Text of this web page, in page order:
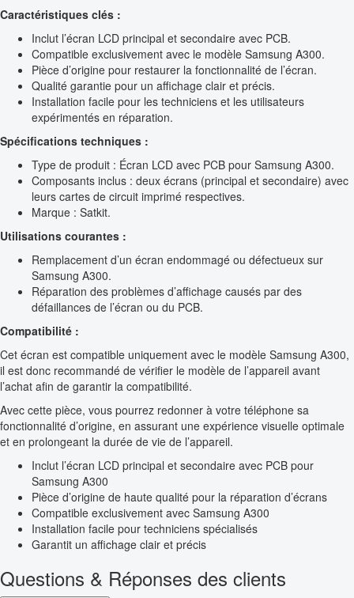
Caractéristiques clés :
Inclut l’écran LCD principal et secondaire avec PCB.
Compatible exclusivement avec le modèle Samsung A300.
Pièce d’origine pour restaurer la fonctionnalité de l’écran.
Qualité garantie pour un affichage clair et précis.
Installation facile pour les techniciens et les utilisateurs
expérimentés en réparation.
Spécifications techniques :
Type de produit : Écran LCD avec PCB pour Samsung A300.
Composants inclus : deux écrans (principal et secondaire) avec
leurs cartes de circuit imprimé respectives.
Marque : Satkit.
Utilisations courantes :
Remplacement d’un écran endommagé ou défectueux sur
Samsung A300.
Réparation des problèmes d’affichage causés par des
défaillances de l’écran ou du PCB.
Compatibilité :
Cet écran est compatible uniquement avec le modèle Samsung A300,
il est donc recommandé de vérifier le modèle de l’appareil avant
l’achat afin de garantir la compatibilité.
Avec cette pièce, vous pourrez redonner à votre téléphone sa
fonctionnalité d’origine, en assurant une expérience visuelle optimale
et en prolongeant la durée de vie de l’appareil.
Inclut l’écran LCD principal et secondaire avec PCB pour
Samsung A300
Pièce d’origine de haute qualité pour la réparation d’écrans
Compatible exclusivement avec Samsung A300
Installation facile pour techniciens spécialisés
Garantit un affichage clair et précis
Questions & Réponses des clients